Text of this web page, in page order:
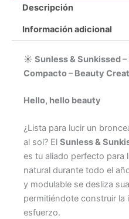
Descripción
Información adicional
☀️ Sunless & Sunkissed
Compacto – Beauty
Hello, hello beauty
¿Lista para lucir un
al sol? El Sunless &
es tu aliado perfecto para
natural durante todo el
y modulable se desliza
permitiéndote construir la
esfuerzo.